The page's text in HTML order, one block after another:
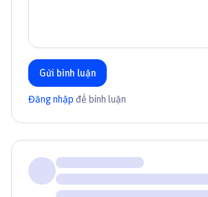
Gửi bình luận
Đăng nhập để bình luận